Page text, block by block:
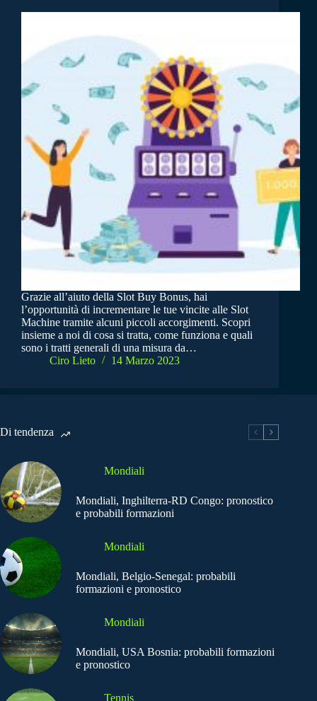
Grazie all’aiuto della Slot Buy Bonus, hai
l’opportunità di incrementare le tue vincite alle Slot
Machine tramite alcuni piccoli accorgimenti. Scopri
insieme a noi di cosa si tratta, come funziona e quali
sono i tratti generali di una misura da…
Ciro Lieto
14 Marzo 2023
Di tendenza
Mondiali
Mondiali, Inghilterra-RD Congo: pronostico
e probabili formazioni
Mondiali
Mondiali, Belgio-Senegal: probabili
formazioni e pronostico
Mondiali
Mondiali, USA Bosnia: probabili formazioni
e pronostico
Tennis